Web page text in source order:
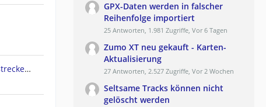
Garmin Edge 830 lädt keine Strecken mehr von Komoot
GPX-Daten werden in falscher
Reihenfolge importiert
25 Antworten, 1.981 Zugriffe, Vor 6 Tagen
Zumo XT neu gekauft - Karten-
Aktualisierung
27 Antworten, 2.527 Zugriffe, Vor 2 Wochen
Seltsame Tracks können nicht
gelöscht werden